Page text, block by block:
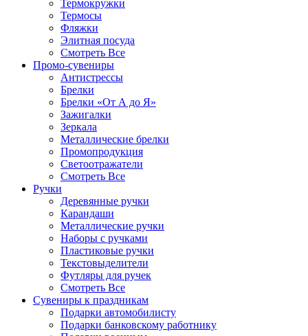
Термокружки
Термосы
Фляжки
Элитная посуда
Смотреть Все
Промо-сувениры
Антистрессы
Брелки
Брелки «От А до Я»
Зажигалки
Зеркала
Металлические брелки
Промопродукция
Светоотражатели
Смотреть Все
Ручки
Деревянные ручки
Карандаши
Металлические ручки
Наборы с ручками
Пластиковые ручки
Текстовыделители
Футляры для ручек
Смотреть Все
Сувениры к праздникам
Подарки автомобилисту
Подарки банковскому работнику